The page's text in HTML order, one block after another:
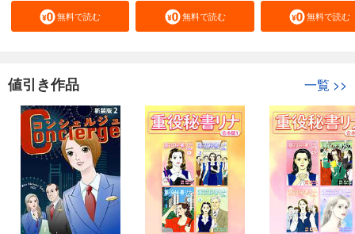
無料で読む 無料で読む 無料で読む
値引き作品 一覧 >>